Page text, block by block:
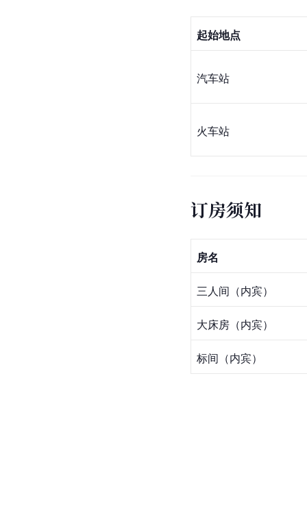
起始地点
汽车站
火车站
订房须知
房名
三人间（内宾）
大床房（内宾）
标间（内宾）